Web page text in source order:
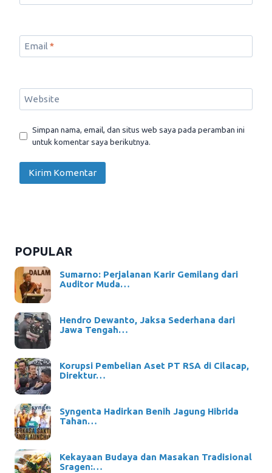
Email*
Website
Simpan nama, email, dan situs web saya pada peramban ini
untuk komentar saya berikutnya.
POPULAR
Sumarno: Perjalanan Karir Gemilang dari
Auditor Muda…
Hendro Dewanto, Jaksa Sederhana dari
Jawa Tengah…
Korupsi Pembelian Aset PT RSA di Cilacap,
Direktur…
Syngenta Hadirkan Benih Jagung Hibrida
Tahan…
Kekayaan Budaya dan Masakan Tradisional
Sragen:…